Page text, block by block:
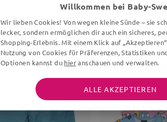
WEITERE ARTIKEL
Willkommen bei Baby-
Wir lieben Cookies! Von wegen kleine Sünde – sie
lecker, sondern ermöglichen dir auch ein sicheres,
Shopping-Erlebnis. Mit einem Klick auf
Nutzung von Cookies für Präferenzen, Statistiken
Optionen kannst du hieranschauen und verwalten.
ALLE AKZEPTIEREN